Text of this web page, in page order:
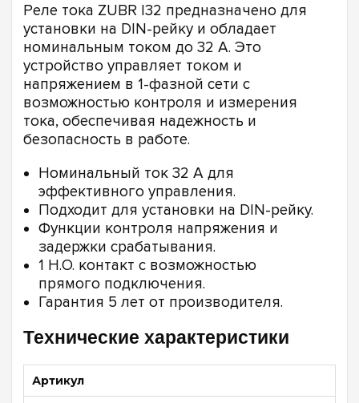
Реле тока ZUBR I32 предназначено для
установки на DIN-рейку и обладает
номинальным током до 32 А. Это
устройство управляет током и
напряжением в 1-фазной сети с
возможностью контроля и измерения
тока, обеспечивая надежность и
безопасность в работе.
Номинальный ток 32 А для
эффективного управления.
Подходит для установки на DIN-рейку.
Функции контроля напряжения и
задержки срабатывания.
1 Н.О. контакт с возможностью
прямого подключения.
Гарантия 5 лет от производителя.
Технические характеристики
Артикул